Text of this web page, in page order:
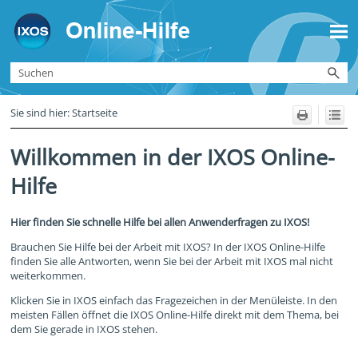
Zu Hauptinhalt springen
Sie sind hier:Startseite
Willkommen in der IXOS Online-
Hilfe
Hier finden Sie schnelle Hilfe bei allen Anwenderfragen zu IXOS!
Brauchen Sie Hilfe bei der Arbeit mit IXOS? In der IXOS Online-Hilfe
finden Sie alle Antworten, wenn Sie bei der Arbeit mit IXOS mal nicht
weiterkommen.
Klicken Sie in IXOS einfach das Fragezeichen in der Menüleiste. In den
meisten Fällen öffnet die IXOS Online-Hilfe direkt mit dem Thema, bei
dem Sie gerade in IXOS stehen.